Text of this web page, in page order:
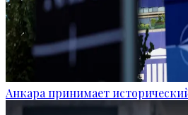
Анкара принимает